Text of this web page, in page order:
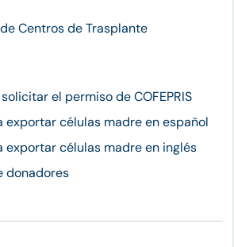
Centros de Trasplante
el permiso de COFEPRIS
exportar células madre en español
exportar células madre en inglés
donadores